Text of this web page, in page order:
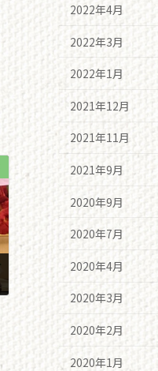
2022年4月
2022年3月
2022年1月
2021年12月
2021年11月
2021年9月
2020年9月
2020年7月
2020年4月
2020年3月
2020年2月
2020年1月